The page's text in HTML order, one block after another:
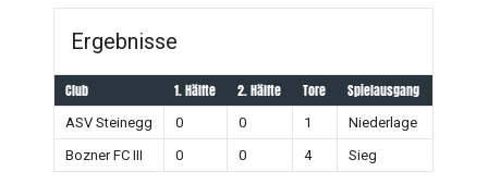
Ergebnisse
Club 1. Hälfte 2. Hälfte Tore Spielausgang
ASV Steinegg 0 0 1
Niederlage
Bozner FC III
0 0 4 Sieg